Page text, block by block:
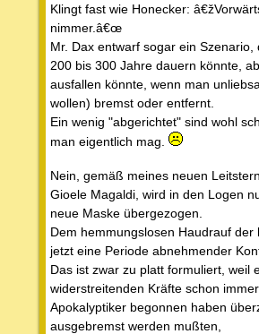
Klingt fast wie Honecker:
nimmer.â€œ
Mr. Dax entwarf sogar ein
200 bis 300 Jahre dauern könnte,
ausfallen könnte, wenn man
wollen) bremst oder entfernt.
Ein wenig "abgerichtet" sind wohl
man eigentlich mag.
Nein, gemäß meines neuen
Gioele Magaldi, wird in den Logen
neue Maske übergezogen.
Dem hemmungslosen Haudrauf der
jetzt eine Periode abnehmender
Das ist zwar zu platt formuliert, weil
widerstreitenden Kräfte schon
Apokalyptiker begonnen haben
ausgebremst werden mußten,